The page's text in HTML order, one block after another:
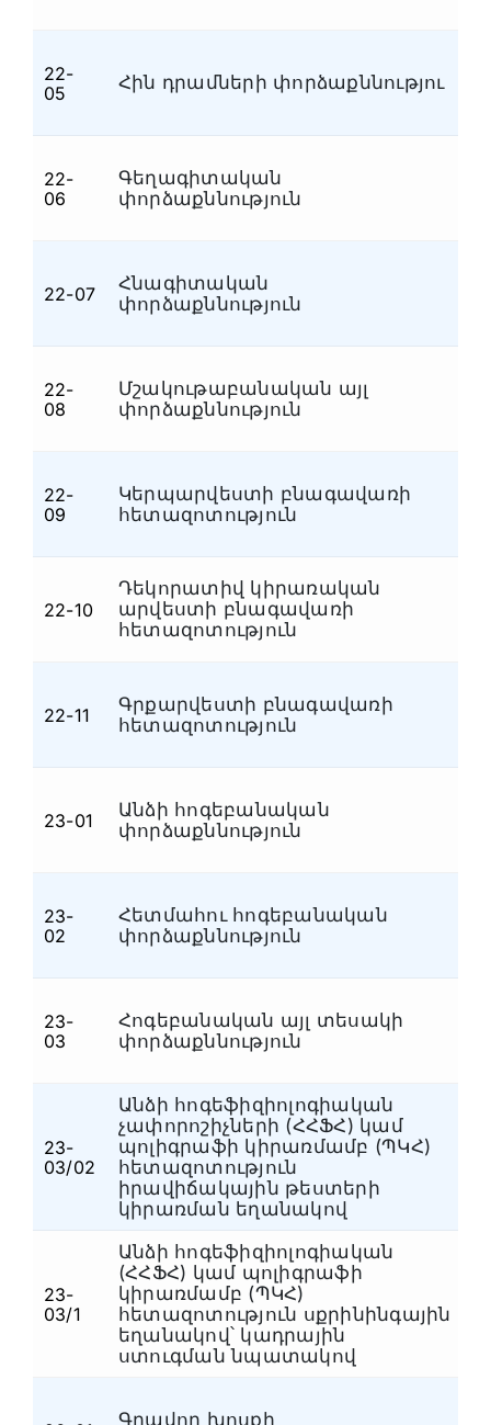
22-
05
Հին դրամների փորձաքննությու
22-
06
Գեղագիտական
փորձաքննություն
22-07
Հնագիտական
փորձաքննություն
22-
08
Մշակութաբանական այլ
փորձաքննություն
22-
09
Կերպարվեստի բնագավառի
հետազոտություն
22-10
Դեկորատիվ կիրառական
արվեստի բնագավառի
հետազոտություն
22-11
Գրքարվեստի բնագավառի
հետազոտություն
23-01
Անձի հոգեբանական
փորձաքննություն
23-
02
Հետմահու հոգեբանական
փորձաքննություն
23-
03
Հոգեբանական այլ տեսակի
փորձաքննություն
23-
03/02
Անձի հոգեֆիզիոլոգիական
չափորոշիչների (ՀՀՖՀ) կամ
պոլիգրաֆի կիրառմամբ (ՊԿՀ)
հետազոտություն
իրավիճակային թեստերի
կիրառման եղանակով
23-
03/1
Անձի հոգեֆիզիոլոգիական
(ՀՀՖՀ) կամ պոլիգրաֆի
կիրառմամբ (ՊԿՀ)
հետազոտություն սքրինինգային
եղանակով՝ կադրային
ստուգման նպատակով
Գրավոր խոսքի